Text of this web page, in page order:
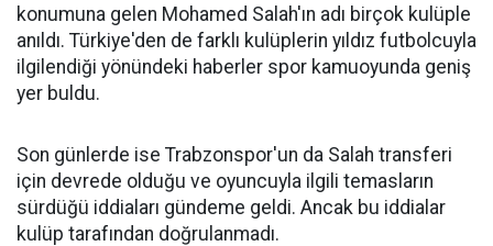
konumuna gelen Mohamed Salah'ın adı birçok kulüple
anıldı. Türkiye'den de farklı kulüplerin yıldız futbolcuyla
ilgilendiği yönündeki haberler spor kamuoyunda geniş
yer buldu.
Son günlerde ise Trabzonspor'un da Salah transferi
için devrede olduğu ve oyuncuyla ilgili temasların
sürdüğü iddiaları gündeme geldi. Ancak bu iddialar
kulüp tarafından doğrulanmadı.